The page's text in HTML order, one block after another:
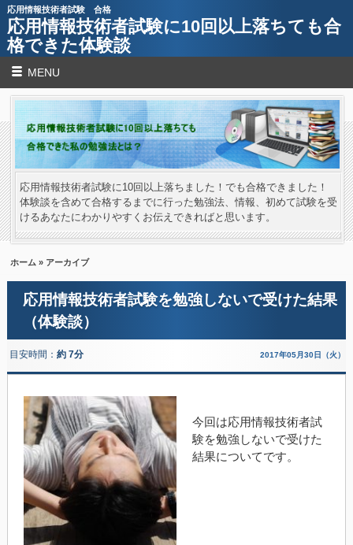
応用情報技術者試験 合格
応用情報技術者試験に10回以上落ちても合
格できた体験談
MENU
応用情報技術者試験に10回以上落ちました！でも合格できました！
体験談を含めて合格するまでに行った勉強法、情報、初めて試験を受
けるあなたにわかりやすくお伝えできればと思います。
ホーム » アーカイブ
応用情報技術者試験を勉強しないで受けた結果
（体験談）
目安時間： 約 7分 2017年05月30日（火）
今回は応用情報技術者試
験を勉強しないで受けた
結果についてです。